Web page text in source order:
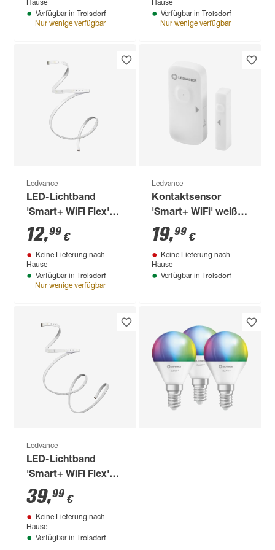
Produktdatenblatt Produktdatenblatt
5,6 x 120 cm
Hause
Verfügbar in Troisdorf
Nur wenige verfügbar
Hause
Verfügbar in Troisdorf
Nur wenige verfügbar
Ledvance
LED-Lichtband
'Smart+ WiFi Flex'
RGB + TW 3,6 W 360
lm dimmbar, 100 cm
12,99 €
Keine Lieferung nach
Hause
Verfügbar in Troisdorf
Nur wenige verfügbar
Ledvance
Kontaktsensor
'Smart+ WiFi' weiß
3,7 V
19,99 €
Keine Lieferung nach
Hause
Verfügbar in Troisdorf
Ledvance
LED-Lichtband
'Smart+ WiFi Flex'
RGB + TW 8,5 W 720
lm dimmbar, 200 cm
39,99 €
Keine Lieferung nach
Hause
Verfügbar in Troisdorf